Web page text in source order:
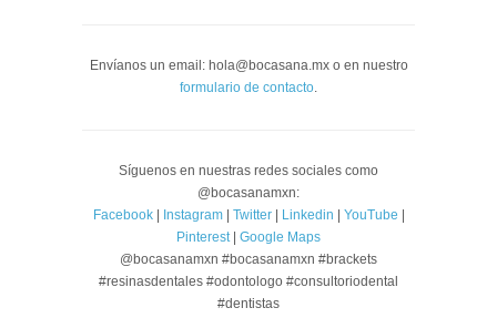
Envíanos un email: hola@bocasana.mx o en nuestro
formulario de contacto.
Síguenos en nuestras redes sociales como
@bocasanamxn:
Facebook| Instagram| Twitter| Linkedin YouTube
Pinterest Google Maps
@bocasanamxn #bocasanamxn #brackets
#resinasdentales #odontologo #consultoriodental
#dentistas